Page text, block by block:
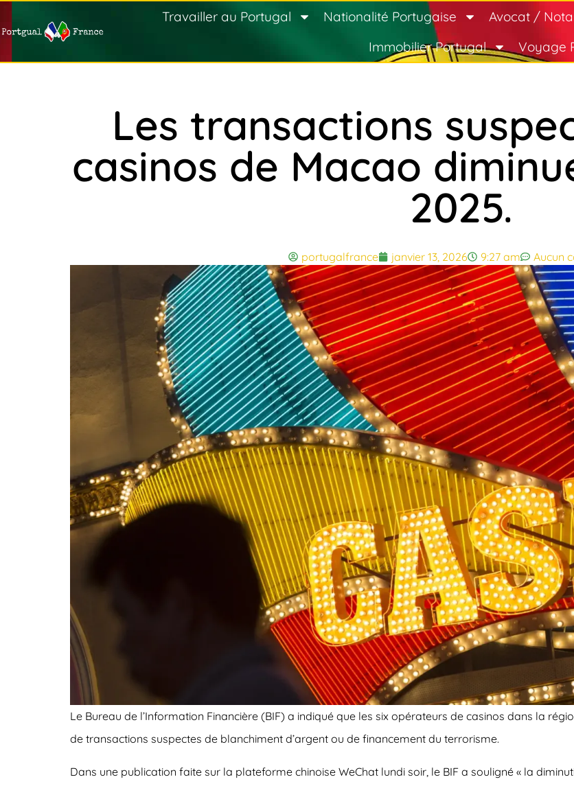
Travailler au Portugal Nationalité Portugaise Avocat /
Immobilier Portugal
Voyage
Les transactions
casinos de Macao
2025.
portugalfrance janvier 13, 2026 9:27 am Aucun
Le Bureau de l’Information Financière (BIF) a indiqué que les six opérateurs de casinos dans la
de transactions suspectes de blanchiment d’argent ou de financement du terrorisme.
Dans une publication faite sur la plateforme chinoise WeChat lundi soir, le BIF a souligné « la